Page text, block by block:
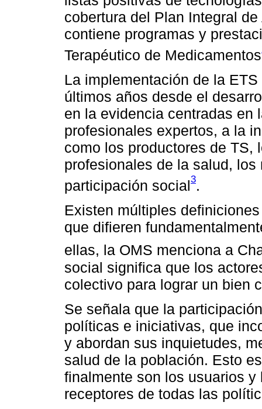
cobertura del Plan Integral
contiene programas y
Terapéutico de Medicamentos
La implementación de la
últimos años desde el
en la evidencia centradas en
profesionales expertos, a la
como los productores de TS,
profesionales de la salud,
participación social3.
Existen múltiples
que difieren
ellas, la OMS menciona a
social significa que los
colectivo para lograr un bien
Se señala que la
políticas e iniciativas, que
y abordan sus inquietudes,
salud de la población. Esto
finalmente son los usuarios
receptores de todas las